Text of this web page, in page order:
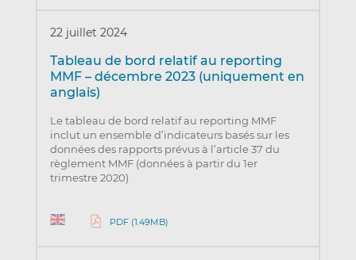
22 juillet 2024
Tableau de bord relatif au reporting
MMF – décembre 2023 (uniquement en
anglais)
Le tableau de bord relatif au reporting MMF
inclut un ensemble d’indicateurs basés sur les
données des rapports prévus à l’article 37 du
règlement MMF (données à partir du 1er
trimestre 2020)
PDF (1.49MB)